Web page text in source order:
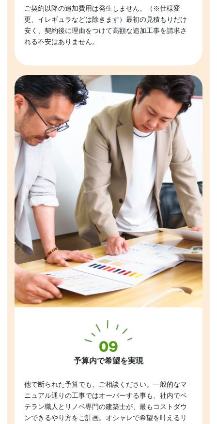
ご契約以降の追加費用は発生しません。（※仕様変
更、イレギュラなどは除きます）最初の見積もりだけ
安く、契約後に理由をつけて高額な追加工事を請求さ
れる不安はありません。
予算内で希望を実現
他で断られた予算でも、ご相談ください。一般的なマ
ニュアル通りの工事ではオーバーする事も、社内でベ
テラン職人とリノベ専門の建築士が、最もコストダウ
ンできるやり方をご計画。オシャレで希望を叶えるリ